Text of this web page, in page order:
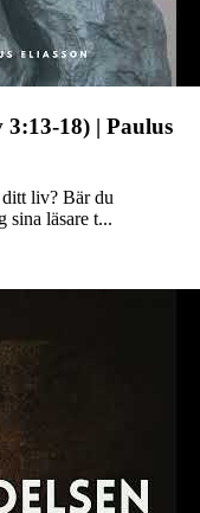
18) | Paulus
liv? Bär du
sina läsare t...